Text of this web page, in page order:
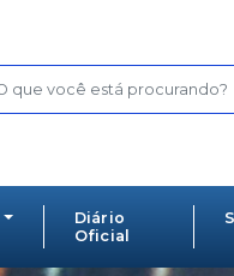
Diário
Oficial